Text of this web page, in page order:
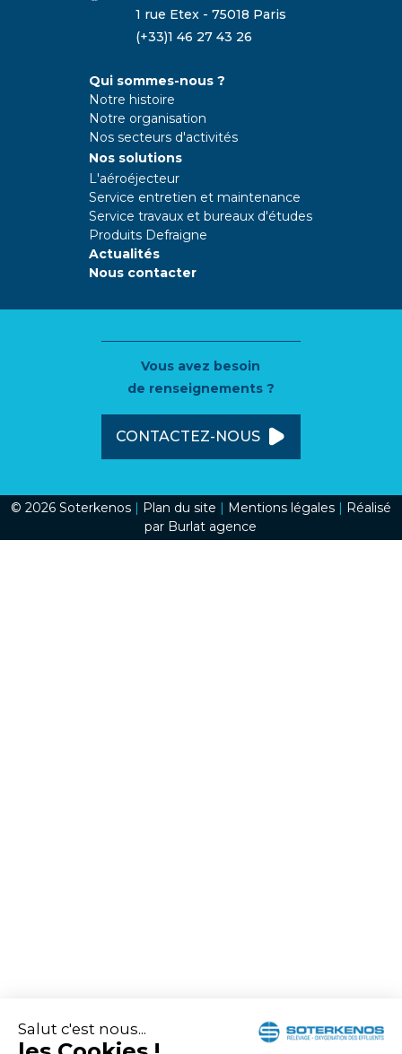
1 rue Etex - 75018 Paris
(+33)1 46 27 43 26
Qui sommes-nous ?
Notre histoire
Notre organisation
Nos secteurs d'activités
Nos solutions
L'aéroéjecteur
Service entretien et maintenance
Service travaux et bureaux d'études
Produits Defraigne
Actualités
Nous contacter
Vous avez besoin
de renseignements ?
CONTACTEZ-NOUS
© 2026 Soterkenos | Plan du site | Mentions légales | Réalisé
par Burlat agence